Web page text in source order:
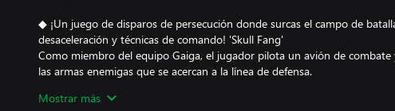
◆ ¡Un juego de disparos de persecución donde surcas el campo de
desaceleración y técnicas de comando! 'Skull Fang'
Como miembro del equipo Gaiga, el jugador pilota un avión de
las armas enemigas que se acercan a la línea de defensa.
combate con rendimiento variable.
Mostrar más